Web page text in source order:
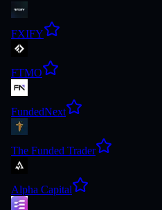
FXIFY
FTMO
FundedNext
The Funded Trader
Alpha Capital